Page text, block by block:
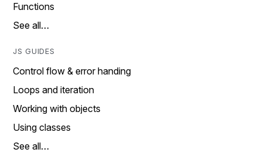
Functions
See all…
JS GUIDES
Control flow & error handing
Loops and iteration
Working with objects
Using classes
See all…